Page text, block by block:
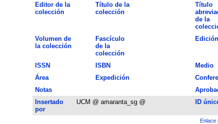
Editor de la
colección
Título de la
colección
Título
de la
Volumen de
la colección
Fascículo
de la
colección
Edición
ISSN ISBN
Medio
Área
Expedición
Notas
Insertado
por
UCM @ amaranta_sg @ ID
Enlace